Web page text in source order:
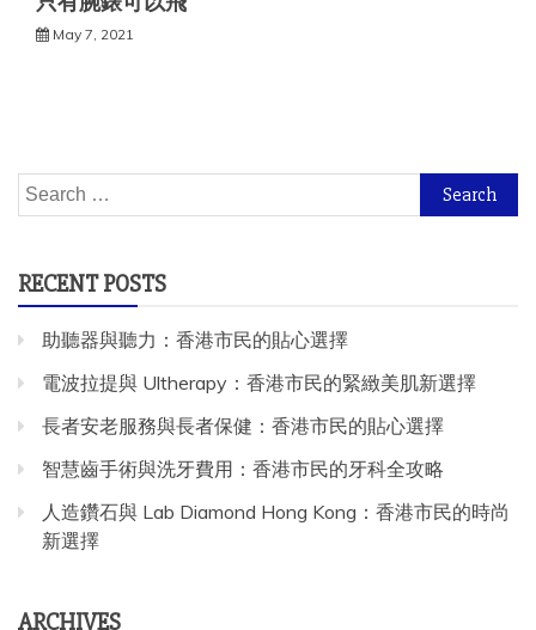
May 7, 2021
Search
for:
RECENT POSTS
助聽器與聽力：香港市民的貼心選擇
電波拉提與 Ultherapy：香港市民的緊緻美肌新選擇
長者安老服務與長者保健：香港市民的貼心選擇
智慧齒手術與洗牙費用：香港市民的牙科全攻略
人造鑽石與 Lab Diamond Hong Kong：香港市民的時尚
新選擇
ARCHIVES